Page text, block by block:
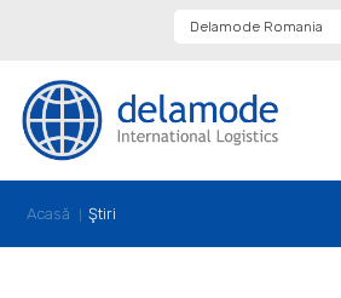
Delamode Romania
Delamode Bulgaria
Delamode Estonia
Delamode Latvia
Acasă Ştiri